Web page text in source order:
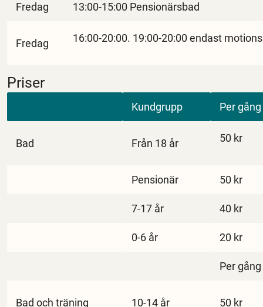
Fredag 13:00-15:00 Pensionärsbad
Fredag 16:00-20:00. 19:00-20:00 endast
Priser
Kundgrupp Per gång
Bad Från 18 år 50 kr
Pensionär 50 kr
7-17 år 40 kr
0-6 år 20 kr
Per gång
Bad och träning 10-14 år 50 kr